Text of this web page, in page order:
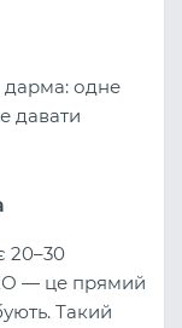
дарма: одне
давати
20–30
— це прямий
Такий